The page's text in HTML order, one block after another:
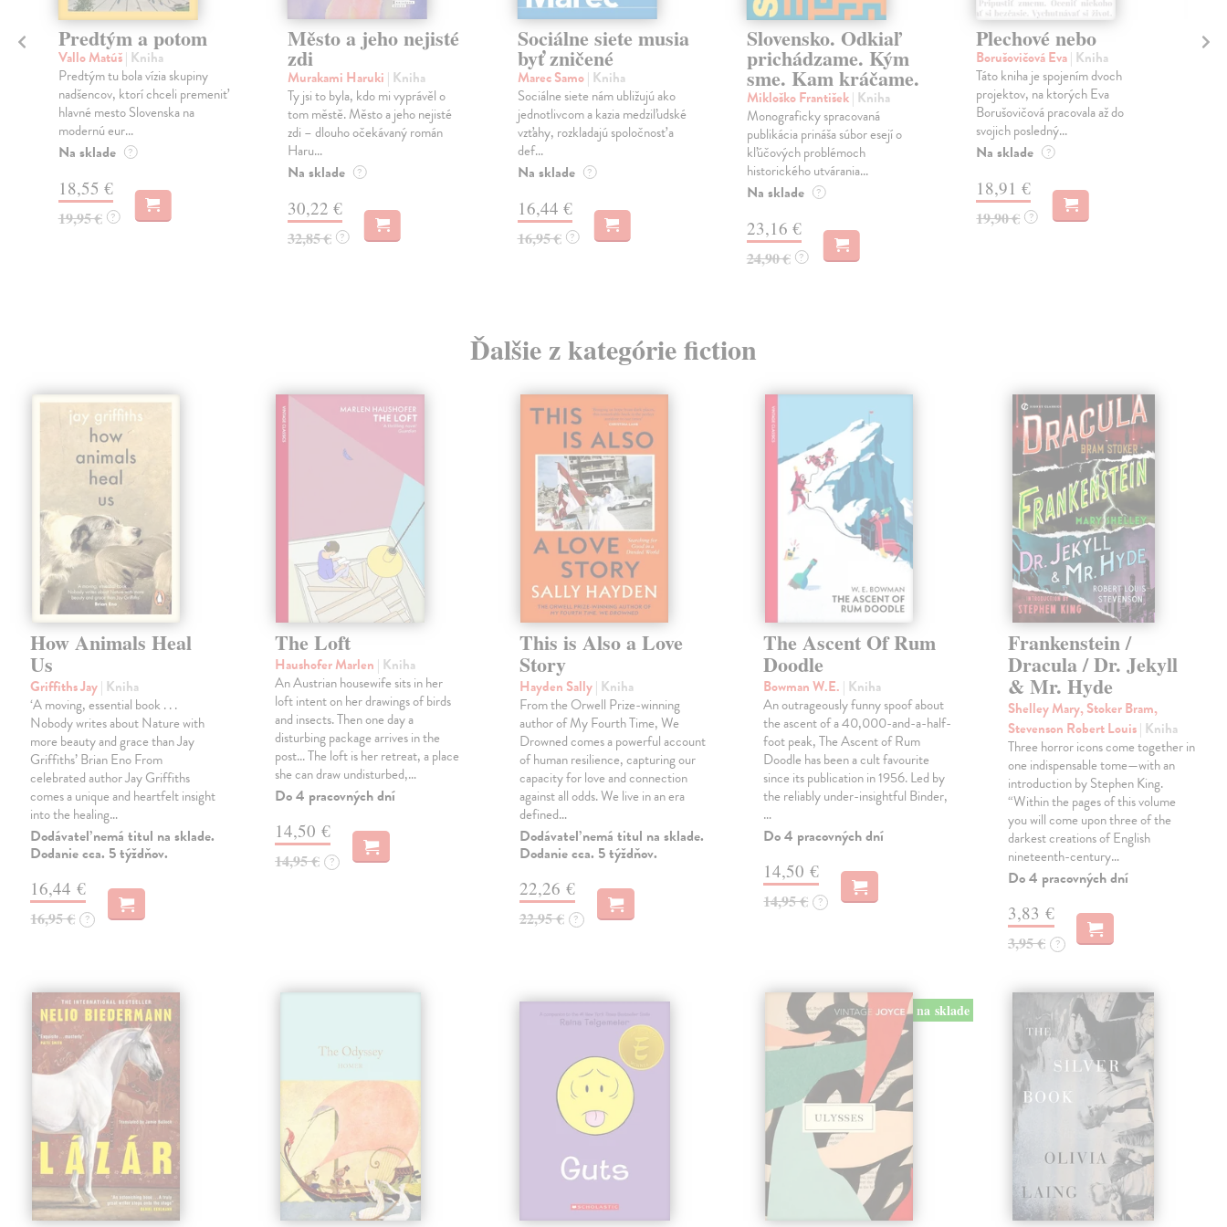
Predtým a potom
Vallo Matúš| Kniha
Predtým tu bola vízia skupiny
nadšencov, ktorí chceli premeniť
hlavné mesto Slovenska na
modernú eur...
Na sklade ?
18,55 €
19,95 € ?
Město a jeho nejisté
zdi
Murakami Haruki | Kniha
Ty jsi to byla, kdo mi vyprávěl o
tom městě. Město a jeho nejisté
zdi – dlouho očekávaný román
Haru...
Na sklade ?
30,22 €
32,85 € ?
Sociálne siete musia
byť zničené
Marec Samo| Kniha
Sociálne siete nám ubližujú ako
jednotlivcom a kazia medziľudské
vzťahy, rozkladajú spoločnosť a
def...
Na sklade ?
16,44 €
16,95 € ?
Slovensko. Odkiaľ
prichádzame. Kým
sme. Kam kráčame.
Mikloško František| Kniha
Monograficky spracovaná
publikácia prináša súbor esejí o
kľúčových problémoch
historického utvárania...
Na sklade ?
23,16 €
24,90 € ?
Plechové nebo
Borušovičová Eva| Kniha
Táto kniha je spojením dvoch
projektov, na ktorých Eva
Borušovičová pracovala až do
svojich posledný...
Na sklade ?
18,91 €
19,90 € ?
Ďalšie z kategórie fiction
How Animals Heal
Us
Griffiths Jay| Kniha
‘A moving, essential book . . .
Nobody writes about Nature with
more beauty and grace than Jay
Griffiths’ Brian Eno From
celebrated author Jay Griffiths
comes a unique and heartfelt insight
into the healing…
Dodávateľ nemá titul na sklade.
Dodanie cca. 5 týždňov.
16,44 €
16,95 € ?
The Loft
Haushofer Marlen | Kniha
An Austrian housewife sits in her
loft intent on her drawings of birds
and insects. Then one day a
disturbing package arrives in the
post... The loft is her retreat, a place
she can draw undisturbed,…
Do 4 pracovných dní
14,50 €
14,95 € ?
This is Also a Love
Story
Hayden Sally| Kniha
From the Orwell Prize-winning
author of My Fourth Time, We
Drowned comes a powerful account
of human resilience, capturing our
capacity for love and connection
against all odds. We live in an era
defined…
Dodávateľ nemá titul na sklade.
Dodanie cca. 5 týždňov.
22,26 €
22,95 € ?
The Ascent Of Rum
Doodle
Bowman W.E. | Kniha
An outrageously funny spoof about
the ascent of a 40,000-and-a-half-
foot peak, The Ascent of Rum
Doodle has been a cult favourite
since its publication in 1956. Led by
the reliably under-insightful Binder,
…
Do 4 pracovných dní
14,50 €
14,95 € ?
Frankenstein /
Dracula / Dr. Jekyll
& Mr. Hyde
Shelley Mary, Stoker Bram,
Stevenson Robert Louis| Kniha
Three horror icons come together in
one indispensable tome—with an
introduction by Stephen King.
“Within the pages of this volume
you will come upon three of the
darkest creations of English
nineteenth-century…
Do 4 pracovných dní
3,83 €
3,95 € ?
na sklade